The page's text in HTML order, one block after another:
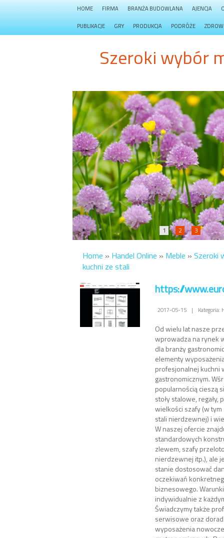
HOME FIRMA BRANŻA BUDOWLANA AJENCJA
PUBLIKACJE GRY PRODUKCJA PODRÓŻE
Szeroki wybór
1 2 3
Home » Handel Online » Meble » Szeroki
kuchni ze stali
https://
2017-05-15 |
Od wielu lat nasze
wprowadza na rynek
dla branży
elementy
profesjonalnej kuchni
gastronomicznym.
popularnością cieszą
stoły stalowe, regały,
wielkości szafy (w
stali nierdzewnej) i
W naszej ofercie
standardowych
zlewem, szafy
nierdzewnej itp.), ale
stanie dostosować
oczekiwań
biznesowego.
indywidualnie z
Świadczymy także
serwisowe oraz
wyposażenia